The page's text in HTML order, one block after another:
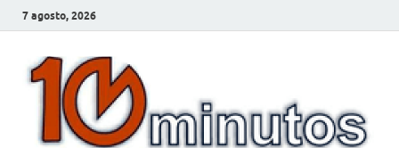
7 agosto, 2026